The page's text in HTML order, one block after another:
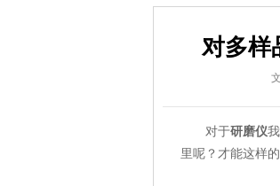
对多样
对于研磨仪
里呢？才能这样